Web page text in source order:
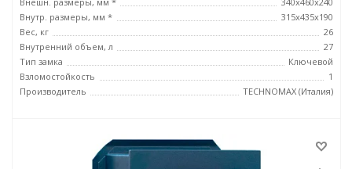
Внутр. размеры, мм *
315х435х190
Вес, кг
26
Внутренний объем, л
27
Тип замка
Ключевой
Взломостойкость
1
Производитель
TECHNOMAX (Италия)